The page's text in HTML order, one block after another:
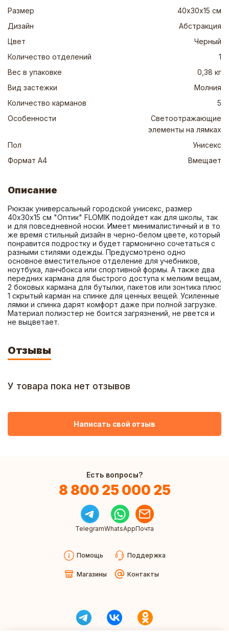
Размер
40х30х15 см
Дизайн
Абстракция
Цвет
Черный
Количество отделений
1
Вес в упаковке
0,38 кг
Вид застежки
Молния
Количество карманов
5
Особенности
Светоотражающие
элементы на лямках
Пол
Унисекс
Формат А4
Вмещает
Описание
Рюкзак универсальный городской унисекс, размер
40х30х15 см "Оптик" FLOMIK подойдет как для школы, так
и для повседневной носки. Имеет минималистичный и в то
же время стильный дизайн в черно-белом цвете, который
понравится подростку и будет гармонично сочетаться с
разными стилями одежды. Предусмотрено одно
основное вместительное отделение для учебников,
ноутбука, ланчбокса или спортивной формы. А также два
передних кармана для быстрого доступа к мелким вещам,
2 боковых кармана для бутылки, пакетов или зонтика плюс
1 скрытый карман на спинке для ценных вещей. Усиленные
лямки и спинка дарят комфорт даже при полной загрузке.
Материал полиэстер не боится загрязнений, не рвется и
не выцветает.
Отзывы
У товара пока нет отзывов
Написать свой отзыв
Есть вопросы?
8 800 25 000 25
TelegramWhatsAppПочта
Помощь Поддержка
Магазины Контакты